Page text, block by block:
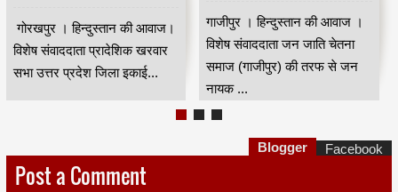
कुशीनगर । हिन्दुस्तान की आवाज।
विषेष संवाददाता भारत रत्न डॉ बाबा
साहेब आंबेडकर के गुरु भा...
नई दिल्ली से मुंबई के वरिष्ठ पत्रकार
कपिलदेव खरवार की रिपोर्ट।खरवार
वेल्फेयर सोसायटी(रजि) की तरफ से
...
Post a Comment
Blogger Facebook